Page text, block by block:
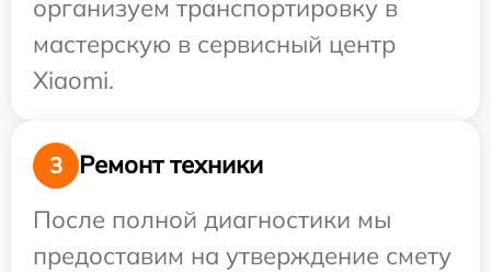
организуем транспортировку в
мастерскую в сервисный центр
Xiaomi.
3
Ремонт техники
После полной диагностики мы
предоставим на утверждение смету